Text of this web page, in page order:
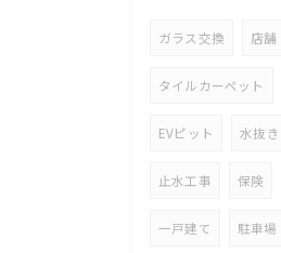
ガラス交換 店舗
タイルカーペット
EVピット 水抜き
止水工事 保険
一戸建て 駐車場